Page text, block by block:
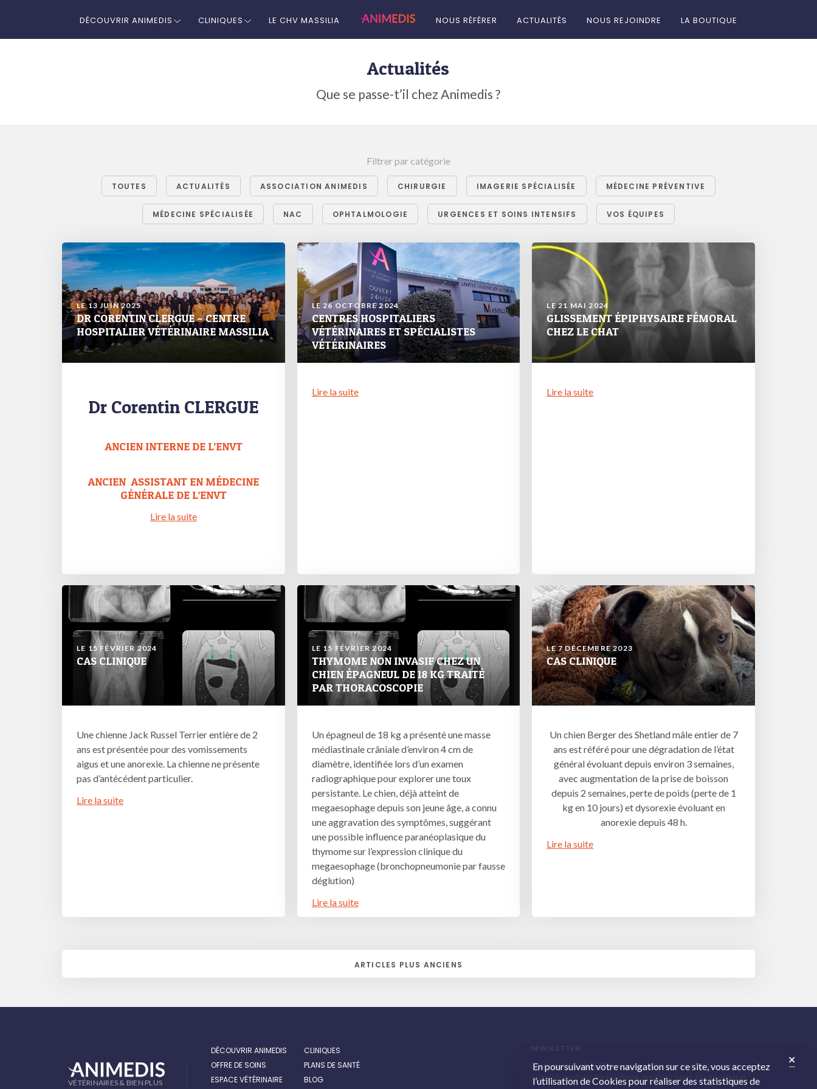
DÉCOUVRIR ANIMEDIS CLINIQUES LE CHV MASSILIA NOUS RÉFÉRER ACTUALITÉS NOUS REJOINDRE LA BOUTIQUE
Actualités
Que se passe-t’il chez Animedis ?
Filtrer par catégorie
TOUTES ACTUALITÉS ASSOCIATION ANIMEDIS CHIRURGIE IMAGERIE SPÉCIALISÉE MÉDECINE PRÉVENTIVE
MÉDECINE SPÉCIALISÉE NAC OPHTALMOLOGIE URGENCES ET SOINS INTENSIFS VOS ÉQUIPES
LE 13 JUIN 2025
DR CORENTIN CLERGUE – CENTRE
HOSPITALIER VÉTÉRINAIRE MASSILIA
Dr Corentin CLERGUE
ANCIEN INTERNE DE L’ENVT
ANCIEN ASSISTANT EN MÉDECINE
GÉNÉRALE DE L’ENVT
Lire la suite
LE 26 OCTOBRE 2024
CENTRES HOSPITALIERS
VÉTÉRINAIRES ET SPÉCIALISTES
VÉTÉRINAIRES
Lire la suite
LE 21 MAI 2024
GLISSEMENT ÉPIPHYSAIRE FÉMORAL
CHEZ LE CHAT
Lire la suite
LE 15 FÉVRIER 2024
CAS CLINIQUE
Une chienne Jack Russel Terrier entière de 2
ans est présentée pour des vomissements
aigus et une anorexie. La chienne ne présente
pas d’antécédent particulier.
Lire la suite
LE 15 FÉVRIER 2024
THYMOME NON INVASIF CHEZ UN
CHIEN ÉPAGNEUL DE 18 KG TRAITÉ
PAR THORACOSCOPIE
Un épagneul de 18 kg a présenté une masse
médiastinale crâniale d’environ 4 cm de
diamètre, identifiée lors d’un examen
radiographique pour explorer une toux
persistante. Le chien, déjà atteint de
megaesophage depuis son jeune âge, a connu
une aggravation des symptômes, suggérant
une possible influence paranéoplasique du
thymome sur l’expression clinique du
megaesophage (bronchopneumonie par fausse
déglution)
Lire la suite
LE 7 DÉCEMBRE 2023
CAS CLINIQUE
Un chien Berger des Shetland mâle entier de 7
ans est référé pour une dégradation de l’état
général évoluant depuis environ 3 semaines,
avec augmentation de la prise de boisson
depuis 2 semaines, perte de poids (perte de 1
kg en 10 jours) et dysorexie évoluant en
anorexie depuis 48 h.
Lire la suite
ARTICLES
ARTICLES PLUS ANCIENS
VÉTÉRINAIRES & BIEN PLUS
DÉCOUVRIR ANIMEDIS
CLINIQUES
OFFRE DE SOINS
PLANS DE SANTÉ
ESPACE VÉTÉRINAIRE
BLOG
Pour suivre l’actualité des cliniques Animédis et recevoir les
promotions de notre boutique, inscrivez-vous à la newsletter.
En poursuivant votre navigation sur ce site, vous acceptez
l’utilisation de Cookies pour réaliser des statistiques de